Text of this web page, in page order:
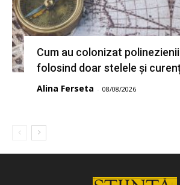
Cum au colonizat
folosind doar stelele și
Alina Ferseta - 08/08/2026